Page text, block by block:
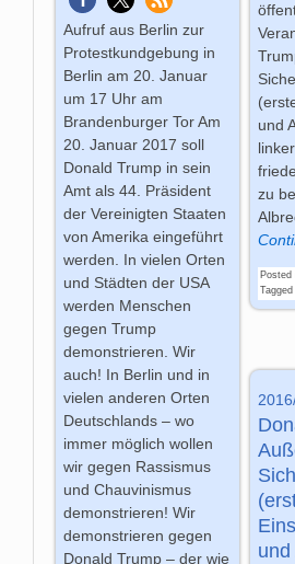
und
zu
Posted
Tagged
Aufruf aus Berlin zur
Protestkundgebung in
Berlin am 20. Januar
um 17 Uhr am
Brandenburger Tor Am
20. Januar 2017 soll
Donald Trump in sein
Amt als 44. Präsident
der Vereinigten Staaten
von Amerika eingeführt
werden. In vielen Orten
und Städten der USA
werden Menschen
gegen Trump
demonstrieren. Wir
auch! In Berlin und in
vielen anderen Orten
Deutschlands – wo
immer möglich wollen
wir gegen Rassismus
und Chauvinismus
demonstrieren! Wir
demonstrieren gegen
Donald Trump – der wie